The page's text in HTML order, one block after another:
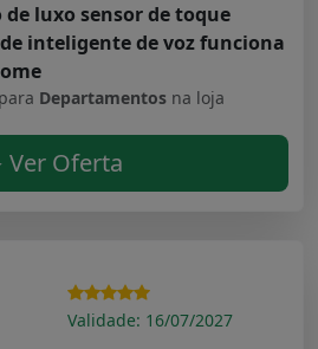
luxo sensor de toque
inteligente de voz funciona
Departamentos na loja
Ver Oferta
Validade: 16/07/2027